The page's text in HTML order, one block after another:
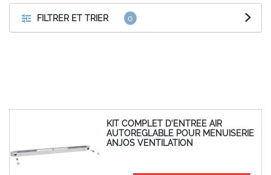
FILTRER ET TRIER
KIT COMPLET D'ENTREE AIR
AUTOREGLABLE POUR MENUISERIE
ANJOS VENTILATION